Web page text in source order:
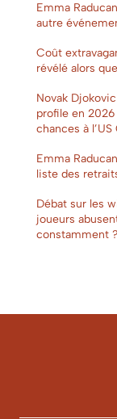
Emma
autre
Coût
révélé alors
Novak
profile en
chances à l’US
Emma
liste des
Débat sur les
joueurs
constamment ?